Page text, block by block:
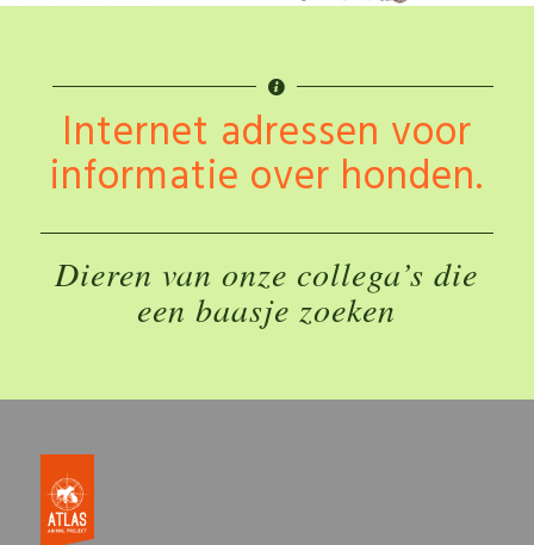
Internet adressen voor
informatie over honden.
Dieren van onze collega’s die
een baasje zoeken